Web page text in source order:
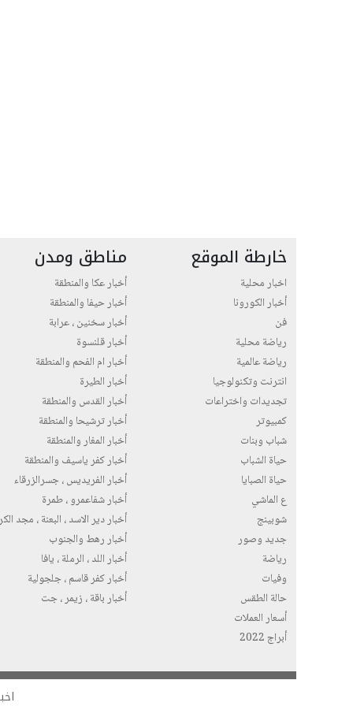
خارطة الموقع
اخبار محلية
أخبار الكورونا
فن
رياضة محلية
رياضة عالمية
انترنت وتكنولوجيا
تجديدات واختراعات
كمبيوتر
شباب وبنات
حياة الشباب
حياة الصبايا
ع الماشي
شوبينج
جديد وصور
رياضة
وفيات
حالة الطقس
أسعار العملات
أبراج 2022
مناطق ومدن
أخبار عكا والمنطقة
أخبار حيفا والمنطقة
أخبار سخنين ، عرابة
أخبار قلنسوة
أخبار ام الفحم والمنطقة
أخبار الطيرة
أخبار القدس والمنطقة
أخبار ترشيحا والمنطقة
أخبار المغار والمنطقة
أخبار كفر ياسيف والمنطقة
أخبار الفريديس ، جسرالزرقاء
أخبار شفاعمرو ، طمرة
أخبار دير الاسد ، البعنة ، مجد
أخبار رهط والجنوب
أخبار اللد ، الرملة ، يافا
أخبار كفر قاسم ، جلجولية
أخبار باقة ، زيمر ، جت